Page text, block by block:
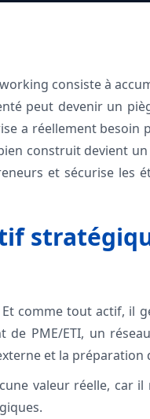
consiste à
peut devenir un
a réellement besoin
construit devient
et sécurise les
comme tout actif, il
PME/ETI, un
et la préparation
valeur réelle, car